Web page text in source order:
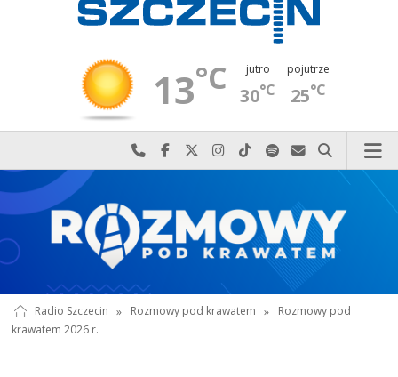
13°C jutro
30°C
pojutrze
25°C
Najlepiej po prostu do nas zadzwoń
Odwiedź nas na Facebook-u
Odwiedź nas na X
Odwiedź nas na Instagram-ie
Odwiedź nas na TikTok-u
Szukaj nas na Spotify
Wyślij do nas
Szukaj
Radio Szczecin » Rozmowy pod krawatem »
Rozmowy pod
krawatem 2026 r.